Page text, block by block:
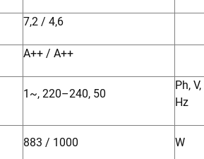
7,2 / 4,6
A++ / A++
1~, 220–240, 50
Ph, V,
Hz
883 / 1000 W